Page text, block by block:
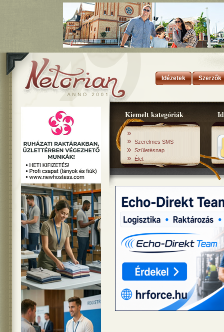
Idézetek Szerzők
Kiemelt kategóriák
»
» Szerelmes SMS
» Születésnap
» Élet